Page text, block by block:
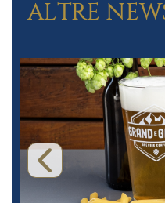
ALTRE